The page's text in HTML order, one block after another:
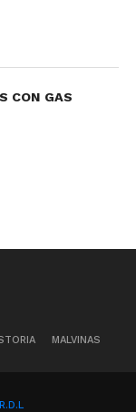
CON GAS
MALVINAS